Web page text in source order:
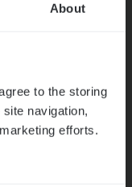
About
to the storing
navigation,
efforts.
Part­ner in